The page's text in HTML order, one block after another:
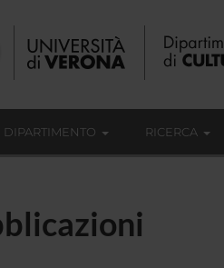
DIPARTIMENTO RICERCA